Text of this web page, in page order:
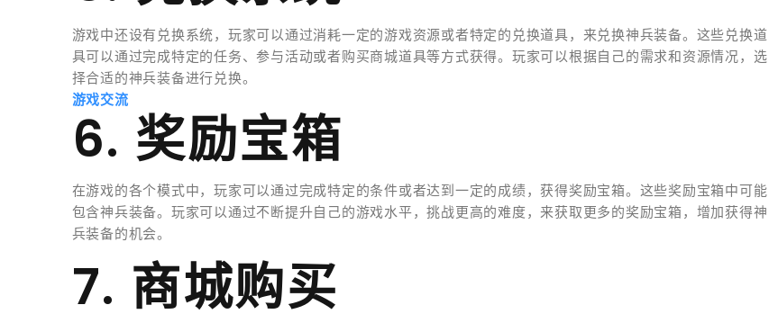
游戏中还设有兑换系统，玩家可以通过消耗一定的游戏资源或者特定的兑换道具，来兑换神兵装备。这些兑换道
具可以通过完成特定的任务、参与活动或者购买商城道具等方式获得。玩家可以根据自己的需求和资源情况，选
择合适的神兵装备进行兑换。
游戏交流
6. 奖励宝箱
在游戏的各个模式中，玩家可以通过完成特定的条件或者达到一定的成绩，获得奖励宝箱。这些奖励宝箱中可能
包含神兵装备。玩家可以通过不断提升自己的游戏水平，挑战更高的难度，来获取更多的奖励宝箱，增加获得神
兵装备的机会。
7. 商城购买